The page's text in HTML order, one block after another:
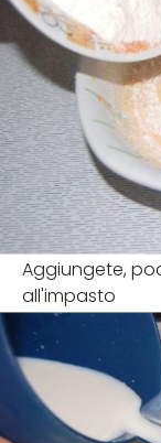
Aggiungete,
all'impasto